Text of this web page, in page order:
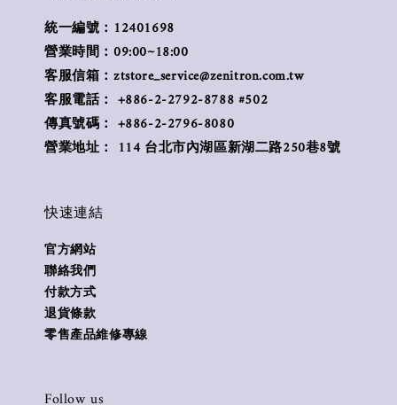
統一編號：12401698
營業時間：09:00~18:00
客服信箱：ztstore_service@zenitron.com.tw
客服電話： +886-2-2792-8788 #502
傳真號碼： +886-2-2796-8080
營業地址： 114 台北市內湖區新湖二路250巷8號
快速連結
官方網站
聯絡我們
付款方式
退貨條款
零售產品維修專線
Follow us